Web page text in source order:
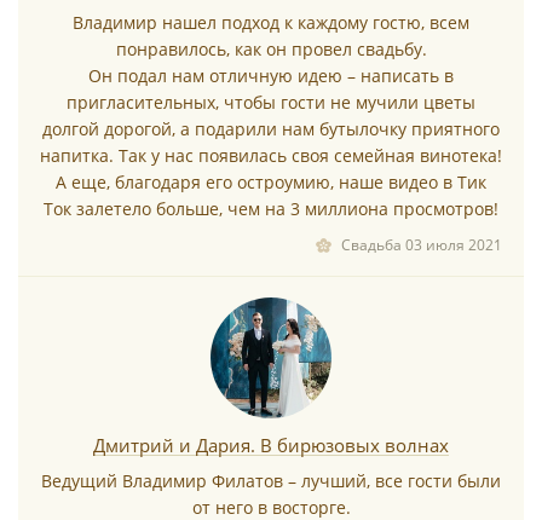
Владимир нашел подход к каждому гостю, всем
понравилось, как он провел свадьбу.
Он подал нам отличную идею – написать в
пригласительных, чтобы гости не мучили цветы
долгой дорогой, а подарили нам бутылочку приятного
напитка. Так у нас появилась своя семейная винотека!
А еще, благодаря его остроумию, наше видео в Тик
Ток залетело больше, чем на 3 миллиона просмотров!
Свадьба 03 июля 2021
Дмитрий и Дария. В бирюзовых волнах
Ведущий Владимир Филатов – лучший, все гости были
от него в восторге.